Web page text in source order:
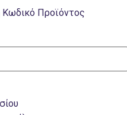
Κωδικό Προϊόντος